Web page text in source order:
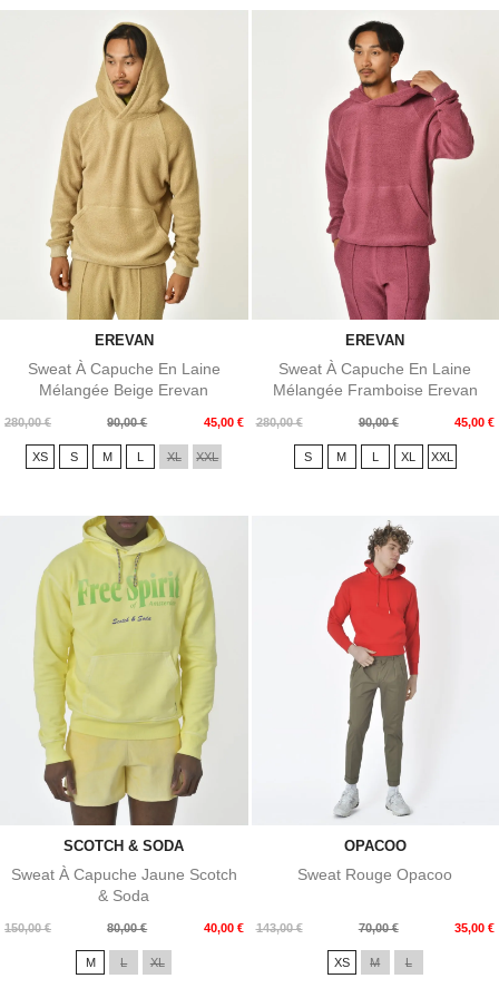
EREVAN
Sweat À Capuche En Laine
Mélangée Beige Erevan
280,00 €
Prix
base
90,00 € 45,00 €
Prix
XS S M L XL XXL
EREVAN
Sweat À Capuche En Laine
Mélangée Framboise Erevan
280,00 €
Prix
90,00 € 45,00 €
Prix
S M L XL XXL
SCOTCH & SODA
Sweat À Capuche Jaune Scotch
& Soda
150,00 €
Prix
80,00 € 40,00 €
Prix
M L XL
OPACOO
Sweat Rouge Opacoo
143,00 €
Prix
70,00 € 35,00 €
Prix
XS M L